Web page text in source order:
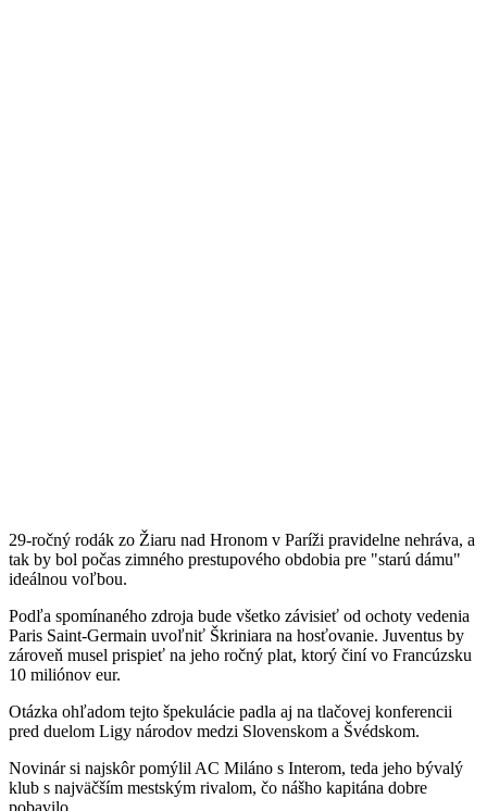
29-ročný rodák zo Žiaru nad Hronom v Paríži pravidelne nehráva, a
tak by bol počas zimného prestupového obdobia pre "starú dámu"
ideálnou voľbou.
Podľa spomínaného zdroja bude všetko závisieť od ochoty vedenia
Paris Saint-Germain uvoľniť Škriniara na hosťovanie. Juventus by
zároveň musel prispieť na jeho ročný plat, ktorý činí vo Francúzsku
10 miliónov eur.
Otázka ohľadom tejto špekulácie padla aj na tlačovej konferencii
pred duelom Ligy národov medzi Slovenskom a Švédskom.
Novinár si najskôr pomýlil AC Miláno s Interom, teda jeho bývalý
klub s najväčším mestským rivalom, čo nášho kapitána dobre
pobavilo.